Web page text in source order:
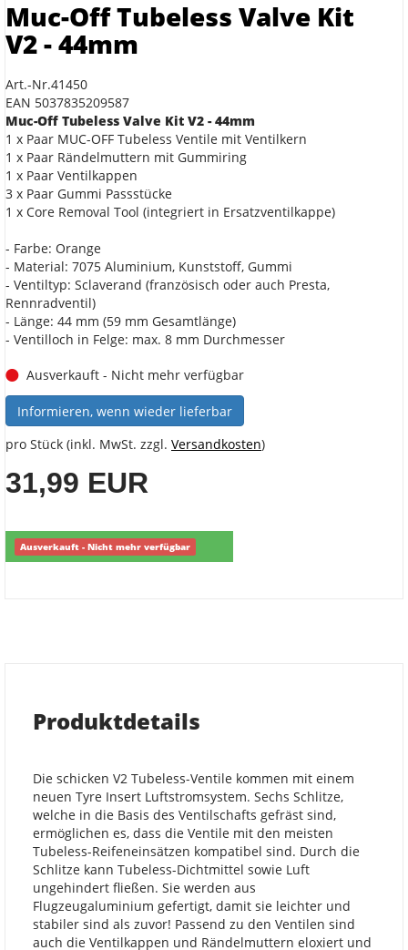
Muc-Off Tubeless Valve Kit
V2 - 44mm
Art.-Nr.41450
EAN 5037835209587
Muc-Off Tubeless Valve Kit V2 - 44mm
1 x Paar MUC-OFF Tubeless Ventile mit Ventilkern
1 x Paar Rändelmuttern mit Gummiring
1 x Paar Ventilkappen
3 x Paar Gummi Passstücke
1 x Core Removal Tool (integriert in Ersatzventilkappe)
- Farbe: Orange
- Material: 7075 Aluminium, Kunststoff, Gummi
- Ventiltyp: Sclaverand (französisch oder auch Presta,
Rennradventil)
- Länge: 44 mm (59 mm Gesamtlänge)
- Ventilloch in Felge: max. 8 mm Durchmesser
Ausverkauft - Nicht mehr verfügbar
Informieren, wenn wieder lieferbar
pro Stück (inkl. MwSt. zzgl. Versandkosten)
31,99 EUR
Ausverkauft - Nicht mehr verfügbar
Produktdetails
Die schicken V2 Tubeless-Ventile kommen mit einem
neuen Tyre Insert Luftstromsystem. Sechs Schlitze,
welche in die Basis des Ventilschafts gefräst sind,
ermöglichen es, dass die Ventile mit den meisten
Tubeless-Reifeneinsätzen kompatibel sind. Durch die
Schlitze kann Tubeless-Dichtmittel sowie Luft
ungehindert fließen. Sie werden aus
Flugzeugaluminium gefertigt, damit sie leichter und
stabiler sind als zuvor! Passend zu den Ventilen sind
auch die Ventilkappen und Rändelmuttern eloxiert und